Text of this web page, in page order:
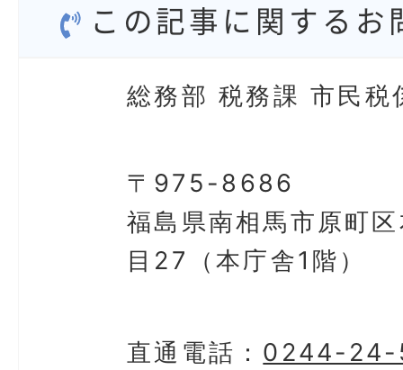
この記事に関するお
総務部 税務課 市民税
〒975-8686
福島県南相馬市原町
目27（本庁舎1階）
直通電話： 0244-